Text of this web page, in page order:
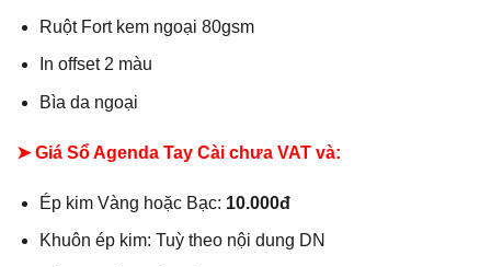
Ruột Fort kem ngoại 80gsm
In offset 2 màu
Bìa da ngoại
➤ Giá Sổ Agenda Tay Cài chưa VAT và:
Ép kim Vàng hoặc Bạc: 10.000đ
Khuôn ép kim: Tuỳ theo nội dung DN